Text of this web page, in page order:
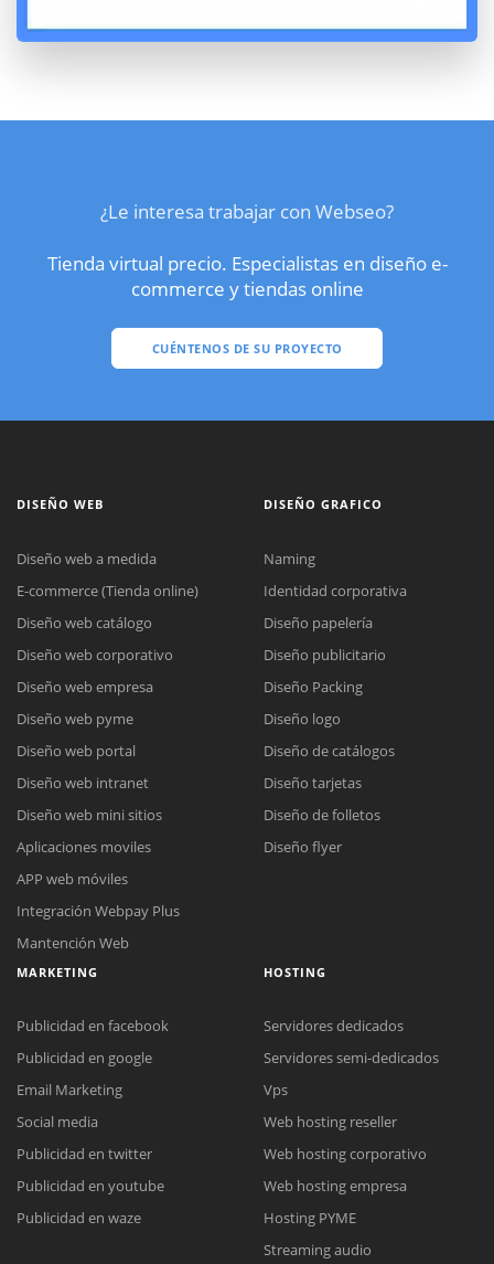
¿Le interesa trabajar con Webseo?
Tienda virtual precio. Especialistas en diseño e-
commerce y tiendas online
CUÉNTENOS DE SU PROYECTO
Reunión online
Meet para la reunión online.
Cotización
Chat Online
Todos nuestros ejecutivos están fuera de línea. Complete el formulario
DISEÑO WEB
Diseño web a medida
E-commerce (Tienda online)
Diseño web catálogo
Diseño web corporativo
Diseño web empresa
Diseño web pyme
Diseño web portal
Diseño web intranet
Diseño web mini sitios
Aplicaciones moviles
APP web móviles
Integración Webpay Plus
Mantención Web
DISEÑO GRAFICO
Naming
Identidad corporativa
Diseño papelería
Diseño publicitario
Diseño Packing
Diseño logo
Diseño de catálogos
Diseño tarjetas
Diseño de folletos
Diseño flyer
MARKETING
Publicidad en facebook
Publicidad en google
Email Marketing
Social media
Publicidad en twitter
Publicidad en youtube
Publicidad en waze
HOSTING
Servidores dedicados
Servidores semi-dedicados
Vps
Web hosting reseller
Web hosting corporativo
Web hosting empresa
Hosting PYME
Streaming audio